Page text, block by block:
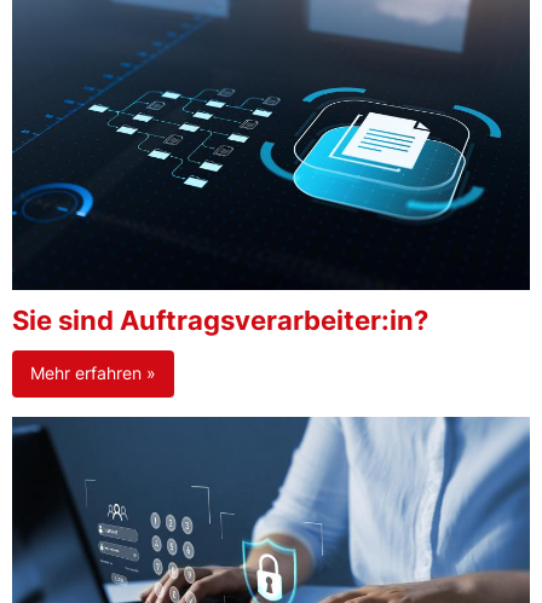
Sie sind Auftragsverarbeiter:in?
Mehr erfahren »